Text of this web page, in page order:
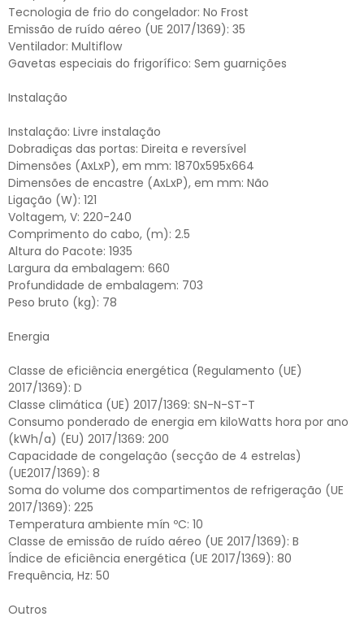
Tecnologia de frio do congelador: No Frost
Emissão de ruído aéreo (UE 2017/1369): 35
Ventilador: Multiflow
Gavetas especiais do frigorífico: Sem guarnições
Instalação
Instalação: Livre instalação
Dobradiças das portas: Direita e reversível
Dimensões (AxLxP), em mm: 1870x595x664
Dimensões de encastre (AxLxP), em mm: Não
Ligação (W): 121
Voltagem, V: 220-240
Comprimento do cabo, (m): 2.5
Altura do Pacote: 1935
Largura da embalagem: 660
Profundidade de embalagem: 703
Peso bruto (kg): 78
Energia
Classe de eficiência energética (Regulamento (UE)
2017/1369): D
Classe climática (UE) 2017/1369: SN-N-ST-T
Consumo ponderado de energia em kiloWatts hora por ano
(kWh/a) (EU) 2017/1369: 200
Capacidade de congelação (secção de 4 estrelas)
(UE2017/1369): 8
Soma do volume dos compartimentos de refrigeração (UE
2017/1369): 225
Temperatura ambiente mín ºC: 10
Classe de emissão de ruído aéreo (UE 2017/1369): B
Índice de eficiência energética (UE 2017/1369): 80
Frequência, Hz: 50
Outros